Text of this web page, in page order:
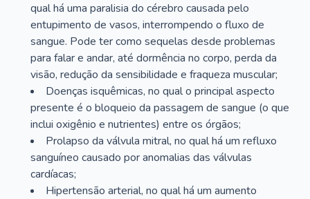
qual há uma paralisia do cérebro causada pelo
entupimento de vasos, interrompendo o fluxo de
sangue. Pode ter como sequelas desde problemas
para falar e andar, até dormência no corpo, perda da
visão, redução da sensibilidade e fraqueza muscular;
Doenças isquêmicas, no qual o principal aspecto
presente é o bloqueio da passagem de sangue (o que
inclui oxigênio e nutrientes) entre os órgãos;
Prolapso da válvula mitral, no qual há um refluxo
sanguíneo causado por anomalias das válvulas
cardíacas;
Hipertensão arterial, no qual há um aumento